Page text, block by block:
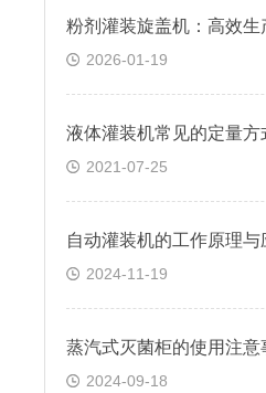
2026-01-19
液体灌装机常见的定量方
2021-07-25
2024-11-19
2024-09-18